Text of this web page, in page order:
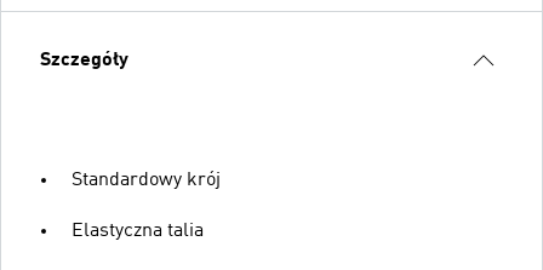
Szczegóły
Standardowy krój
Elastyczna talia